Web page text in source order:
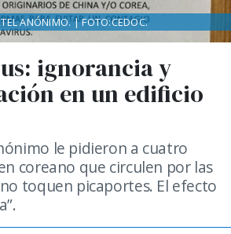
ignorancia y
en un edificio
le pidieron a cuatro
coreano que circulen por las
toquen picaportes. El efecto
ANÓNIMO. | FOTO:CEDOC.